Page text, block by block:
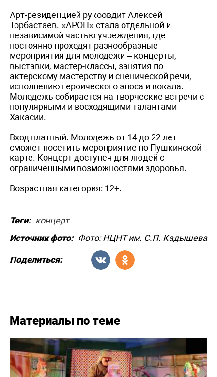
Арт-резиденцией рукоовдит Алексей
Торбастаев. «АРОН» стала отдельной и
независимой частью учреждения, где
постоянно проходят разнообразные
мероприятия для молодежи – концерты,
выставки, мастер-классы, занятия по
актерскому мастерству и сценической речи,
исполнению героического эпоса и вокала.
Молодежь собирается на творческие встречи с
популярными и восходящими талантами
Хакасии.
Вход платный. Молодежь от 14 до 22 лет
сможет посетить мероприятие по Пушкинской
карте. Концерт доступен для людей с
ограниченными возможностями здоровья.
Возрастная категория: 12+.
Теги: концерт
Источник фото: Фото: НЦНТ им. С.П. Кадышева
Поделиться:
Материалы по теме